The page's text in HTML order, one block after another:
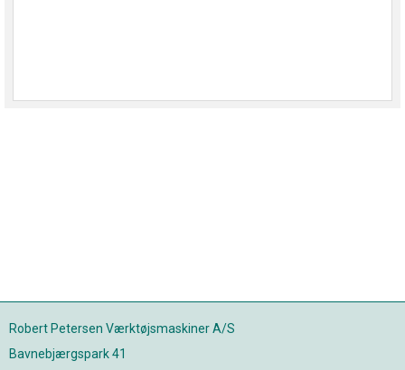
Robert Petersen Værktøjsmaskiner A/S
Bavnebjærgspark 41